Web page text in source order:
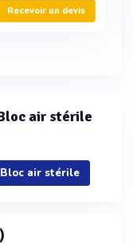
Recevoir un devis
air stérile
air stérile